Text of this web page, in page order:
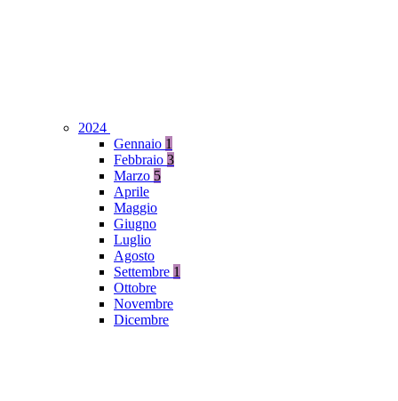
2024
Gennaio 1
Febbraio 3
Marzo 5
Aprile
Maggio
Giugno
Luglio
Agosto
Settembre 1
Ottobre
Novembre
Dicembre